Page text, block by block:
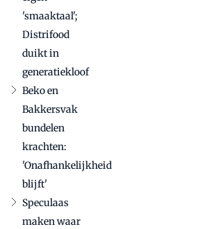
recept
'smaaktaal';
Distrifood
duikt in
generatiekloof
Beko en
Bakkersvak
bundelen
krachten:
'Onafhankelijkheid
blijft'
Speculaas
maken waar